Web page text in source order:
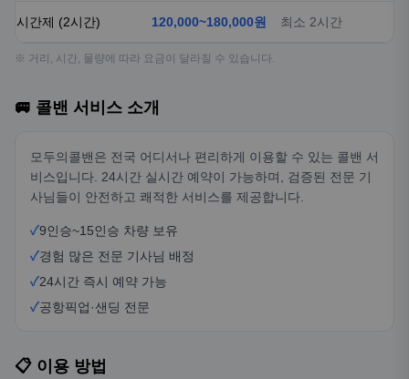
시간제 (2시간) 120,000~180,000원 최소 2시간
※ 거리, 시간, 물량에 따라 요금이 달라질 수 있습니다.
🚐 콜밴 서비스 소개
모두의콜밴은 전국 어디서나 편리하게 이용할 수 있는 콜밴 서
비스입니다. 24시간 실시간 예약이 가능하며, 검증된 전문 기
사님들이 안전하고 쾌적한 서비스를 제공합니다.
✓9인승~15인승 차량 보유
✓경험 많은 전문 기사님 배정
✓24시간 즉시 예약 가능
✓공항픽업·샌딩 전문
📋 이용 방법